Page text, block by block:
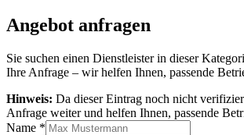
Angebot anfragen
Sie suchen einen Dienstleister in dieser
Ihre Anfrage – wir helfen Ihnen, passende
Hinweis: Da dieser Eintrag noch nicht
Anfrage weiter und helfen Ihnen, passende
Name *